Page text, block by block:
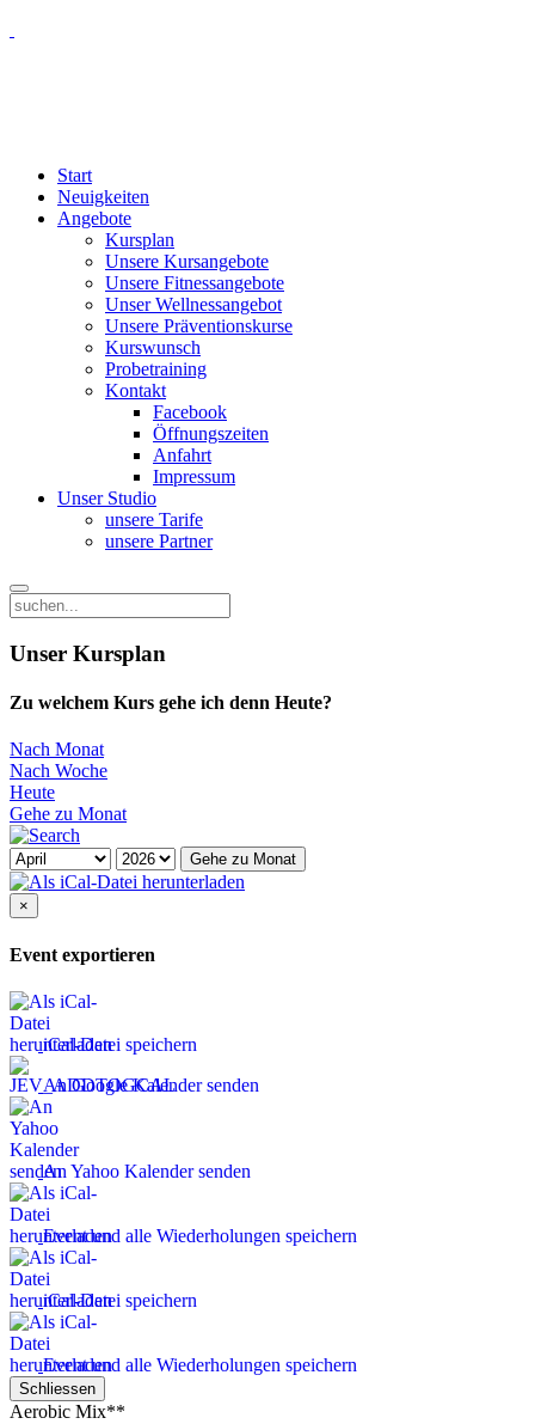
Start
Neuigkeiten
Angebote
Kursplan
Unsere Kursangebote
Unsere Fitnessangebote
Unser Wellnessangebot
Unsere Präventionskurse
Kurswunsch
Probetraining
Kontakt
Facebook
Öffnungszeiten
Anfahrt
Impressum
Unser Studio
unsere Tarife
unsere Partner
Unser Kursplan
Zu welchem Kurs gehe ich denn Heute?
Nach Monat
Nach Woche
Heute
Gehe zu Monat
Gehe zu Monat
×
Event exportieren
iCal-Datei speichern
An Google Kalender senden
An Yahoo Kalender senden
Event und alle Wiederholungen speichern
iCal-Datei speichern
Event und alle Wiederholungen speichern
Schliessen
Aerobic Mix**